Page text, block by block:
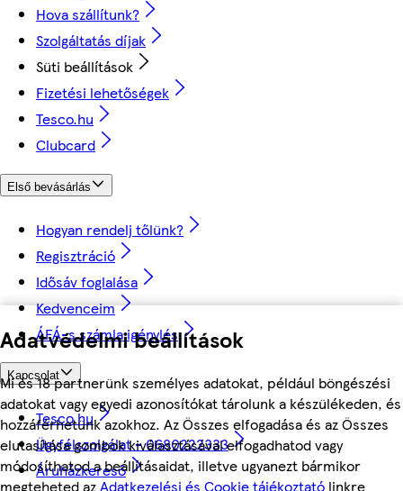
Adatvédelmi beállítások
Mi és 18 partnerünk személyes adatokat, például böngészési
adatokat vagy egyedi azonosítókat tárolunk a készülékeden, és
hozzáférhetünk azokhoz. Az Összes elfogadása és az Összes
elutasítása gombok kiválasztásával elfogadhatod vagy
módosíthatod a beállításaidat, illetve ugyanezt bármikor
megteheted azAdatkezelési és Cookie tájékoztató linkre
Hova szállítunk?
Szolgáltatás díjak
Süti beállítások
Fizetési lehetőségek
Tesco.hu
Clubcard
Első bevásárlás
Hogyan rendelj tőlünk?
Regisztráció
Idősáv foglalása
Kedvenceim
ÁFÁ-s számla igénylés
Kapcsolat
Tesco.hu
Ügyfélszolgálat - 0680222333
Áruházkereső